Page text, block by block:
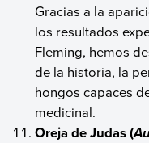
Gracias a la
los resultados
Fleming, hemos
de la historia, la
hongos capaces
medicinal.
Oreja de Judas (